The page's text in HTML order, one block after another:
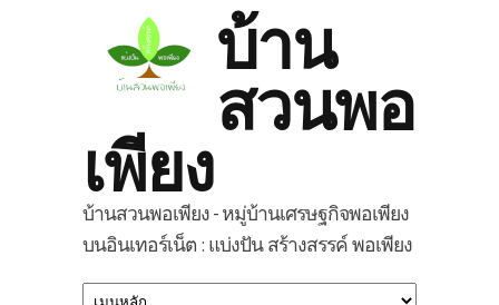
บ้าน
สวนพอ
เพียง
บ้านสวนพอเพียง - หมู่บ้านเศรษฐกิจพอเพียง
บนอินเทอร์เน็ต : แบ่งปัน สร้างสรรค์ พอเพียง